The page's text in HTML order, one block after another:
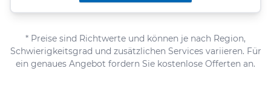
* Preise sind Richtwerte und können je nach Region,
Schwierigkeitsgrad und zusätzlichen Services variieren. Für
ein genaues Angebot fordern Sie kostenlose Offerten an.